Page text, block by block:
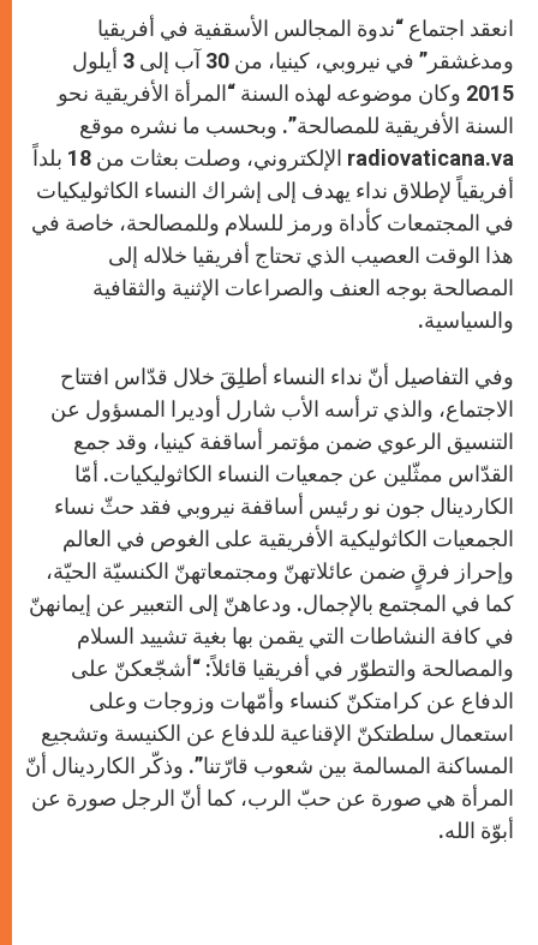
g
e
r
o
k
r
انعقد اجتماع “ندوة المجالس الأسقفية في أفريقيا
ومدغشقر” في نيروبي، كينيا، من 30 آب إلى 3 أيلول
2015 وكان موضوعه لهذه السنة “المرأة الأفريقية نحو
السنة الأفريقية للمصالحة”. وبحسب ما نشره موقع
radiovaticana.va
الإلكتروني، وصلت بعثات من 18 بلداً
أفريقياً لإطلاق نداء يهدف إلى إشراك النساء الكاثوليكيات
في المجتمعات كأداة ورمز للسلام وللمصالحة، خاصة في
هذا الوقت العصيب الذي تحتاج أفريقيا خلاله إلى
المصالحة بوجه العنف والصراعات الإثنية والثقافية
والسياسية.
وفي التفاصيل أنّ نداء النساء أطلِقَ خلال قدّاس افتتاح
الاجتماع، والذي ترأسه الأب شارل أوديرا المسؤول عن
التنسيق الرعوي ضمن مؤتمر أساقفة كينيا، وقد جمع
القدّاس ممثّلين عن جمعيات النساء الكاثوليكيات. أمّا
الكاردينال جون نو رئيس أساقفة نيروبي فقد حثّ نساء
الجمعيات الكاثوليكية الأفريقية على الغوص في العالم
وإحراز فرقٍ ضمن عائلاتهنّ ومجتمعاتهنّ الكنسيّة الحيّة،
كما في المجتمع بالإجمال. ودعاهنّ إلى التعبير عن إيمانهنّ
في كافة النشاطات التي يقمن بها بغية تشييد السلام
والمصالحة والتطوّر في أفريقيا قائلاً: “أشجّعكنّ على
الدفاع عن كرامتكنّ كنساء وأمّهات وزوجات وعلى
استعمال سلطتكنّ الإقناعية للدفاع عن الكنيسة وتشجيع
المساكنة المسالمة بين شعوب قارّتنا”. وذكّر الكاردينال أنّ
المرأة هي صورة عن حبّ الرب، كما أنّ الرجل صورة عن
أبوّة الله.